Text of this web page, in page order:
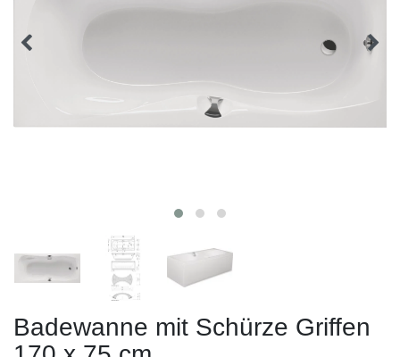
Badewanne mit Schürze Griffen